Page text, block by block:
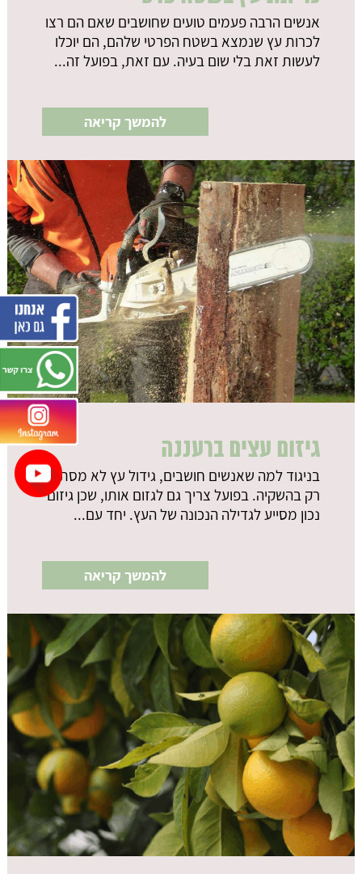
אנשים הרבה פעמים טועים שחושבים שאם הם רצו
לכרות עץ שנמצא בשטח הפרטי שלהם, הם יוכלו
לעשות זאת בלי שום בעיה. עם זאת, בפועל זה...
להמשך קריאה
גיזום עצים ברעננה
בניגוד למה שאנשים חושבים, גידול עץ לא מסתכם
רק בהשקיה. בפועל צריך גם לגזום אותו, שכן גיזום
נכון מסייע לגדילה הנכונה של העץ. יחד עם...
להמשך קריאה